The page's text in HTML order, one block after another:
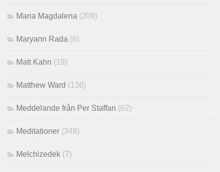
Maria Magdalena (209)
Maryann Rada (8)
Matt Kahn (19)
Matthew Ward (136)
Meddelande från Per Staffan (62)
Meditationer (348)
Melchizedek (7)